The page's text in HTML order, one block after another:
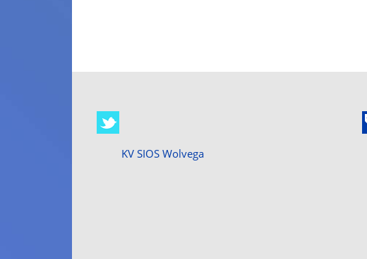
KV SIOS Wolvega